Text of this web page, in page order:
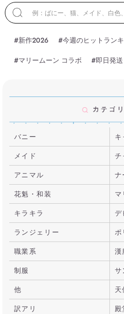
#新作2026 #今週のヒットラン
#マリームーン コラボ #即日発送
バニー
キ
メイド
チ
アニマル
ナ
花魁・和装
キラキラ
デ
ランジェリー
ポ
職業系
漢
制服
サ
他
訳アリ